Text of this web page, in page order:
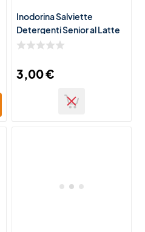
Inodorina Salviette
Detergenti Senior al Latte
Proteico per Cani e Gatti –
3,00€